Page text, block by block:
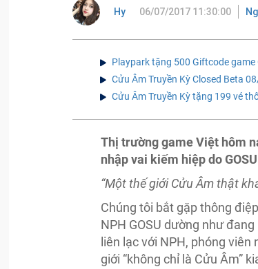
Hy 06/07/2017 11:30:00
Playpark tặng 500 Giftcode game
Cửu Âm Truyền Kỳ Closed Beta
Cửu Âm Truyền Kỳ tặng 199 vé
Thị trường game Việt hôm
nhập vai kiếm hiệp do
“Một thế giới Cửu Âm thật
Chúng tôi bắt gặp thông
NPH GOSU dường như
liên lạc với NPH, phóng
giới “không chỉ là Cửu Âm”